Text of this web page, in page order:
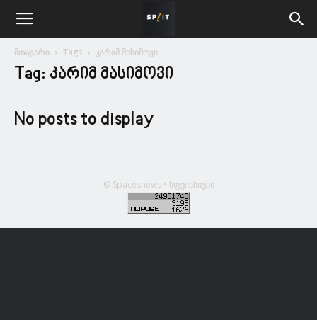
მთავარი Tags კარიმ მასიმოვი
Tag: კარიმ მასიმოვი
No posts to display
© Spacesnews • სფეისნიუსი